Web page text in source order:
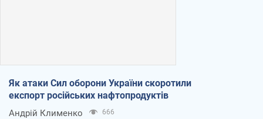
Як атаки Сил оборони України скоротили
експорт російських нафтопродуктів
Андрій Клименко 666